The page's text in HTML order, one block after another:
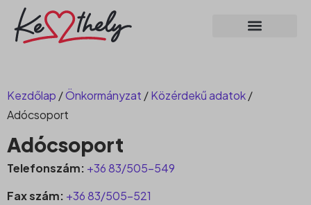
Kezdőlap /Önkormányzat /Közérdekű adatok/
Adócsoport
Adócsoport
Telefonszám: +36 83/505-549
Fax szám: +36 83/505-521